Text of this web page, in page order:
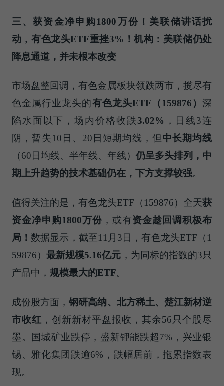
三、获资金净申购1800万份！美联储讲话扰
动，有色龙头ETF重挫3% ！机构：美联储仍处
降息通道，并未根本改变
市场盘整回调，有色金属板块领跌两市，揽尽有
色金属行业龙头的有色龙头ETF （159876 ）深
陷水面以下，场内价格收跌3.02% ，日线3连
阴，暂失10日、20日短期均线，但中长期均线
（60日均线、半年线、年线）仍呈多头排列，中
期上升趋势的技术基础仍在，下方支撑较强。
值得关注的是，有色龙头ETF（159876）全天获
资金净申购1800万份 ，或有资金趁回调积极布
局！数据显示，截至11月3日，有色龙头ETF（1
59876）最新规模5.16亿元 ，为同标的指数的3只
产品中， 规模最大的ETF。
成份股方面，钢研高纳、北方稀土、楚江新材逆
市收红 ，创新新材平盘报收，其余56只个股尽
墨。国城矿业跌停，盛新锂能跌超7%，兴业银
锡、雅化集团跌逾6%，跌幅居前，拖累指数表
现。